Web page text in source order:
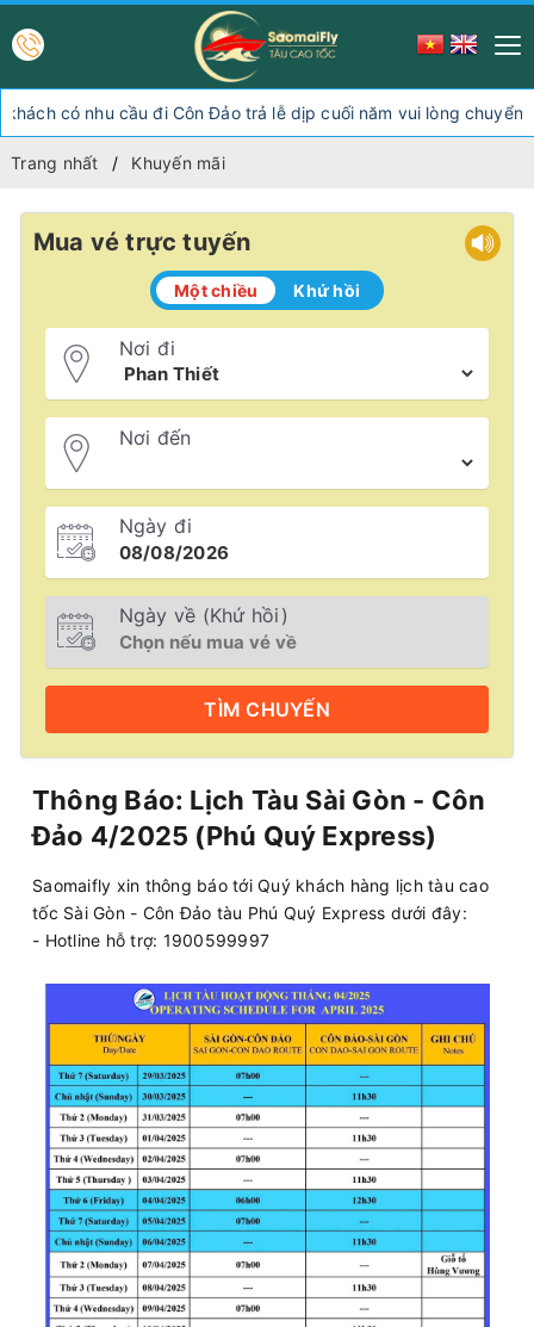
có nhu cầu đi Côn Đảo trả lễ dịp cuối năm vui lòng chuyển
Trang nhất Khuyến mãi
Mua vé trực tuyến
Một chiều Khứ hồi
Nơi đi
Nơi đến
Ngày đi
Ngày về (Khứ hồi)
TÌM CHUYẾN
Thông Báo: Lịch Tàu Sài Gòn - Côn
Đảo 4/2025 (Phú Quý Express)
Saomaifly xin thông báo tới Quý khách hàng lịch tàu cao
tốc Sài Gòn - Côn Đảo tàu Phú Quý Express dưới đây:
- Hotline hỗ trợ: 1900599997